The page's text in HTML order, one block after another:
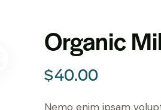
Organic
$40.00
Nemo enim ipsam